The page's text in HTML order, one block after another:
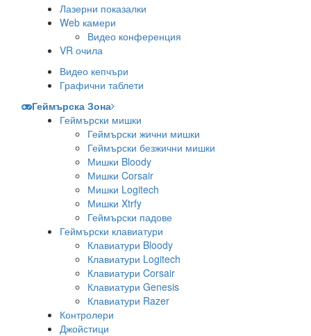
Лазерни показалки
Web камери
Видео конференция
VR очила
Видео кепчъри
Графични таблети
Геймърска Зона
Геймърски мишки
Геймърски жични мишки
Геймърски безжични мишки
Мишки Bloody
Мишки Corsair
Мишки Logitech
Мишки Xtrfy
Геймърски падове
Геймърски клавиатури
Клавиатури Bloody
Клавиатури Logitech
Клавиатури Corsair
Клавиатури Genesis
Клавиатури Razer
Контролери
Джойстици